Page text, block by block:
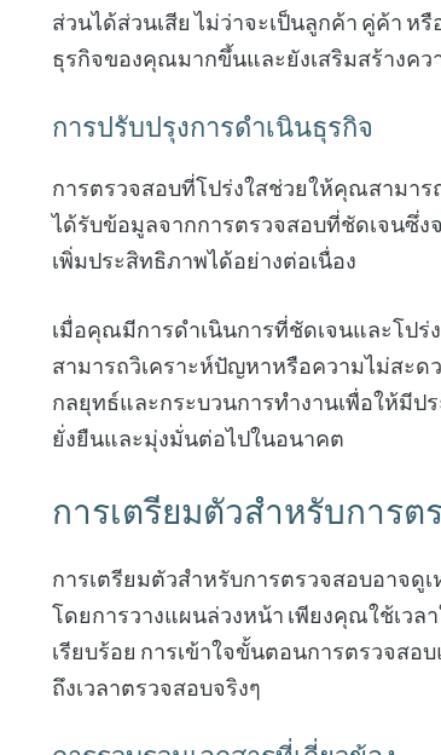
ส่วนได้ส่วนเสีย ไม่ว่าจะเป็นลูกค้า คู่ค้า
ธุรกิจของคุณมากขึ้นและยังเสริมสร้างค
การปรับปรุงการดำเนินธุรกิจ
การตรวจสอบที่โปร่งใสช่วยให้คุณสามาร
ได้รับข้อมูลจากการตรวจสอบที่ชัดเจนซึ่
เพิ่มประสิทธิภาพได้อย่างต่อเนื่อง
เมื่อคุณมีการดำเนินการที่ชัดเจนและโป
สามารถวิเคราะห์ปัญหาหรือความไม่สะด
กลยุทธ์และกระบวนการทำงานเพื่อให้มี
ยั่งยืนและมุ่งมั่นต่อไปในอนาคต
การเตรียมตัวสำหรับการต
การเตรียมตัวสำหรับการตรวจสอบอาจดู
โดยการวางแผนล่วงหน้า เพียงคุณใช้เว
เรียบร้อย การเข้าใจขั้นตอนการตรวจสอ
ถึงเวลาตรวจสอบจริงๆ